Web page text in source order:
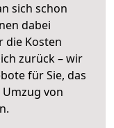
sich schon
dabei
die Kosten
zurück – wir
für Sie, das
von